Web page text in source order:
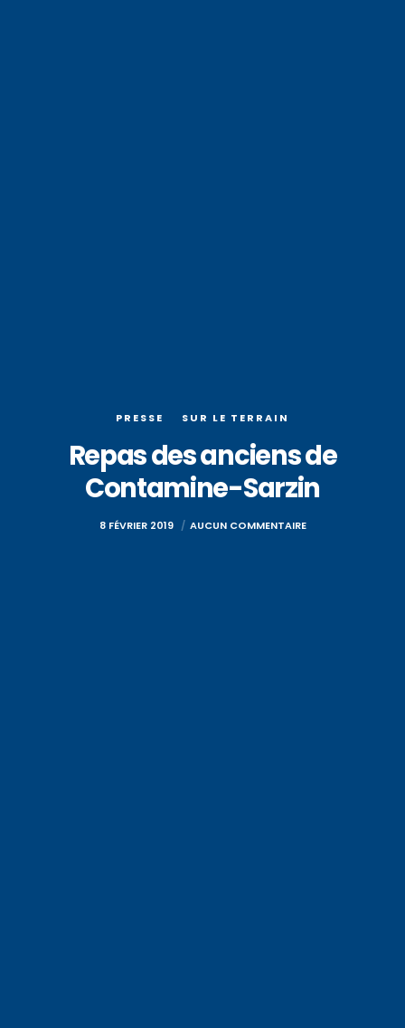
PRESSE SUR LE TERRAIN
Repas des anciens de
Contamine-Sarzin
8 FÉVRIER 2019 AUCUN COMMENTAIRE